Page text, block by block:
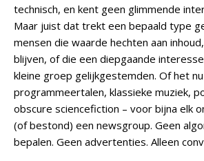
technisch, en kent geen glimmende
Maar juist dat trekt een bepaald type
mensen die waarde hechten aan
blijven, of die een diepgaande
kleine groep gelijkgestemden. Of het
programmeertalen, klassieke muziek,
obscure sciencefiction – voor bijna elk
(of bestond) een newsgroup. Geen
bepalen. Geen advertenties. Alleen